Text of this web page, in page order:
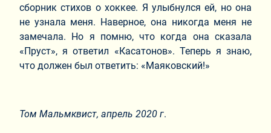
сборник стихов о хоккее. Я улыбнулся ей, но она
не узнала меня. Наверное, она никогда меня не
замечала. Но я помню, что когда она сказала
«Пруст», я ответил «Касатонов». Теперь я знаю,
что должен был ответить: «Маяковский!»
Том Мальмквист, апрель 2020 г.